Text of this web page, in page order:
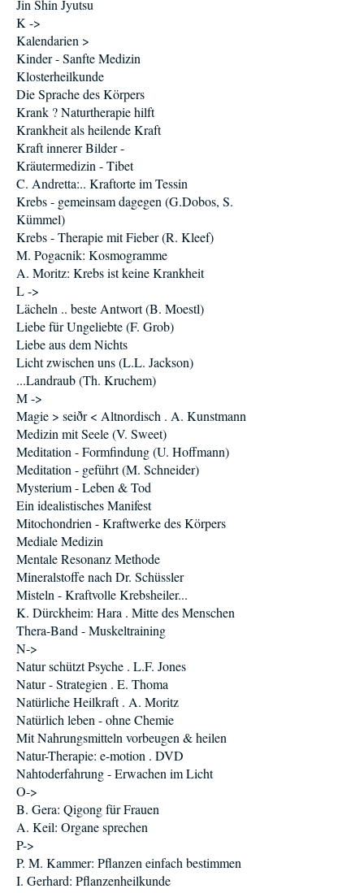
Jin Shin Jyutsu
K ->
Kalendarien >
Kinder - Sanfte Medizin
Klosterheilkunde
Die Sprache des Körpers
Krank ? Naturtherapie hilft
Krankheit als heilende Kraft
Kraft innerer Bilder -
Kräutermedizin - Tibet
C. Andretta:.. Kraftorte im Tessin
Krebs - gemeinsam dagegen (G.Dobos, S.
Kümmel)
Krebs - Therapie mit Fieber (R. Kleef)
M. Pogacnik: Kosmogramme
A. Moritz: Krebs ist keine Krankheit
L ->
Lächeln .. beste Antwort (B. Moestl)
Liebe für Ungeliebte (F. Grob)
Liebe aus dem Nichts
Licht zwischen uns (L.L. Jackson)
...Landraub (Th. Kruchem)
M ->
Magie > seiðr < Altnordisch . A. Kunstmann
Medizin mit Seele (V. Sweet)
Meditation - Formfindung (U. Hoffmann)
Meditation - geführt (M. Schneider)
Mysterium - Leben & Tod
Ein idealistisches Manifest
Mitochondrien - Kraftwerke des Körpers
Mediale Medizin
Mentale Resonanz Methode
Mineralstoffe nach Dr. Schüssler
Misteln - Kraftvolle Krebsheiler...
K. Dürckheim: Hara . Mitte des Menschen
Thera-Band - Muskeltraining
N->
Natur schützt Psyche . L.F. Jones
Natur - Strategien . E. Thoma
Natürliche Heilkraft . A. Moritz
Natürlich leben - ohne Chemie
Mit Nahrungsmitteln vorbeugen & heilen
Natur-Therapie: e-motion . DVD
Nahtoderfahrung - Erwachen im Licht
O->
B. Gera: Qigong für Frauen
A. Keil: Organe sprechen
P->
P. M. Kammer: Pflanzen einfach bestimmen
I. Gerhard: Pflanzenheilkunde